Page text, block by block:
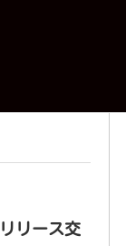
リース交